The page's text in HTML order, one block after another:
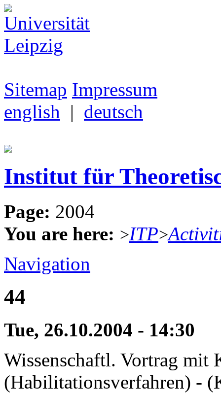
Sitemap Impressum
english | deutsch
Institut für
Page: 2004
You are here: >ITP>
Navigation
44
Tue, 26.10.2004 - 14:30
Wissenschaftl. Vortrag mit
(Habilitationsverfahren) -